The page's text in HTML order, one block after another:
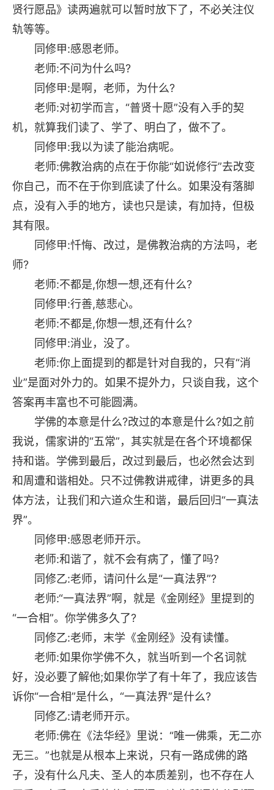
贤行愿品》读两遍就可以暂时放下了，不必关注仪
轨等等。
同修甲:感恩老师。
老师:不问为什么吗?
同修甲:是啊，老师，为什么?
老师:对初学而言，“普贤十愿”没有入手的契
机，就算我们读了、学了、明白了，做不了。
同修甲:我以为读了能治病呢。
老师:佛教治病的点在于你能“如说修行”去改变
你自己，而不在于你到底读了什么。如果没有落脚
点，没有入手的地方，读也只是读，有加持，但极
其有限。
同修甲:忏悔、改过，是佛教治病的方法吗，老
师?
老师:不都是,你想一想,还有什么?
同修甲:行善,慈悲心。
老师:不都是,你想一想,还有什么?
同修甲:消业，没了。
老师:你上面提到的都是针对自我的，只有“消
业”是面对外力的。如果不提外力，只谈自我，这个
答案再丰富也不可能圆满。
学佛的本意是什么?改过的本意是什么?如之前
我说，儒家讲的“五常”，其实就是在各个环境都保
持和谐。学佛到最后，改过到最后，也必然会达到
和周遭和谐相处。只不过佛教讲戒律，讲更多的具
体方法，让我们和六道众生和谐，最后回归“一真法
界”。
同修甲:感恩老师开示。
老师:和谐了，就不会有病了，懂了吗?
同修乙:老师，请问什么是“一真法界”?
老师:“一真法界”啊，就是《金刚经》里提到的
“一合相”。你学佛多久了?
同修乙:老师，末学《金刚经》没有读懂。
老师:如果你学佛不久，就当听到一个名词就
好，没必要了解他;如果你学了有十年了，我应该告
诉你“一合相”是什么，“一真法界”是什么?
同修乙:请老师开示。
老师:佛在《法华经》里说：“唯一佛乘，无二亦
无三。”也就是从根本上来说，只有一路成佛的路
子，没有什么凡夫、圣人的本质差别，也不存在人